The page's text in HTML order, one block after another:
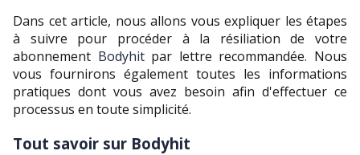
Dans cet article, nous allons vous expliquer les étapes
à suivre pour procéder à la résiliation de votre
abonnement Bodyhit par lettre recommandée. Nous
vous fournirons également toutes les informations
pratiques dont vous avez besoin afin d'effectuer ce
processus en toute simplicité.
Tout savoir sur Bodyhit